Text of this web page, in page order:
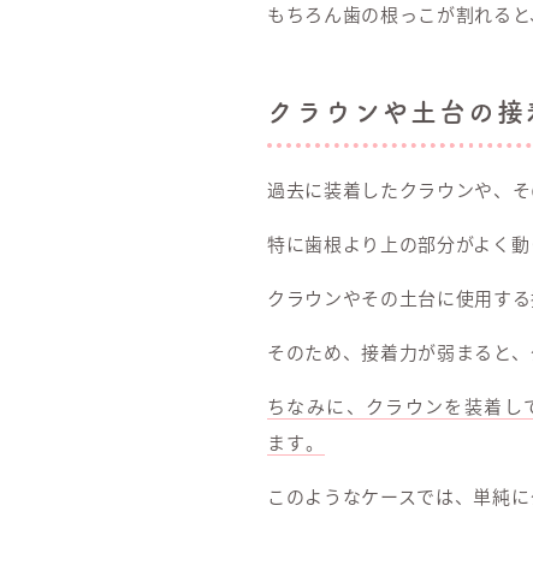
もちろん歯の根っこが割れる
クラウンや土台の接
過去に装着したクラウンや、
特に歯根より上の部分がよく
クラウンやその土台に使用す
そのため、接着力が弱まると
ちなみに、クラウンを装着
ます。
このようなケースでは、単純